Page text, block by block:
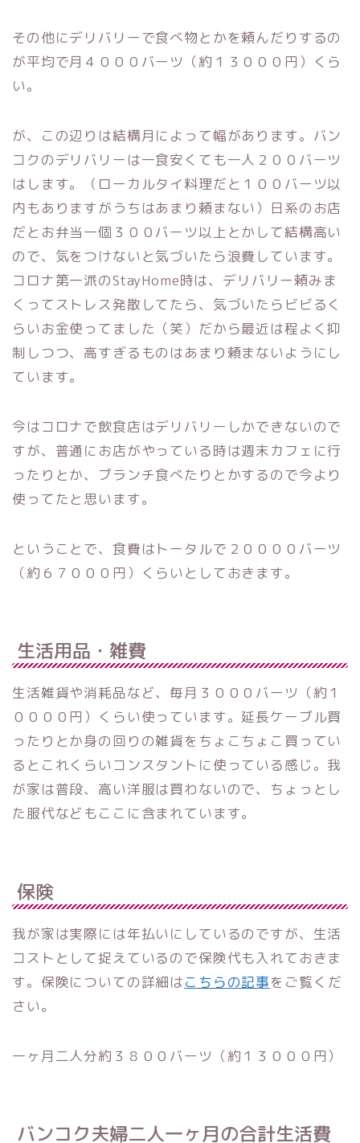
その他にデリバリーで食べ物とかを頼んだりするの
が平均で月４０００バーツ（約１３０００円）くら
い。
が、この辺りは結構月によって幅があります。バン
コクのデリバリーは一食安くても一人２００バーツ
はします。（ローカルタイ料理だと１００バーツ以
内もありますがうちはあまり頼まない）日系のお店
だとお弁当一個３００バーツ以上とかして結構高い
ので、気をつけないと気づいたら浪費しています。
コロナ第一派のStayHome時は、デリバリー頼みま
くってストレス発散してたら、気づいたらビビるく
らいお金使ってました（笑）だから最近は程よく抑
制しつつ、高すぎるものはあまり頼まないようにし
ています。
今はコロナで飲食店はデリバリーしかできないので
すが、普通にお店がやっている時は週末カフェに行
ったりとか、ブランチ食べたりとかするので今より
使ってたと思います。
ということで、食費はトータルで２００００バーツ
（約６７０００円）くらいとしておきます。
生活用品・雑費
生活雑貨や消耗品など、毎月３０００バーツ（約１
００００円）くらい使っています。延長ケーブル買
ったりとか身の回りの雑貨をちょこちょこ買ってい
るとこれくらいコンスタントに使っている感じ。我
が家は普段、高い洋服は買わないので、ちょっとし
た服代などもここに含まれています。
保険
我が家は実際には年払いにしているのですが、生活
コストとして捉えているので保険代も入れておきま
す。保険についての詳細はこちらの記事をご覧くだ
さい。
一ヶ月二人分約３８００バーツ（約１３０００円）
バンコク夫婦二人一ヶ月の合計生活費